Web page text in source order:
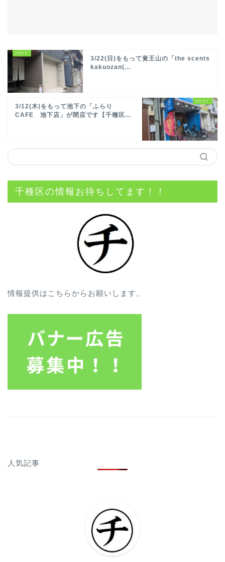
3/22(日)をもって覚王山の「the scents
kakuozan(...
3/12(木)をもって池下の「ふらり
CAFE 池下店」が閉店です【千種区...
千種区の情報お待ちしてます！！
情報提供はこちらからお願いします。
人気記事